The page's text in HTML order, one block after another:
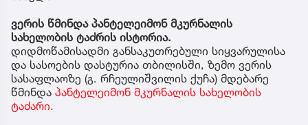
ვერის წმინდა პანტელეიმონ მკურნალის
სახელობის ტაძრის ისტორია.
დიდმოწამისადმი განსაკუთრებული სიყვარულისა
და სასოების დასტურია თბილისში, ზემო ვერის
სასაფლაოზე (გ. რჩეულიშვილის ქუჩა) მდებარე
წმინდა პანტელეიმონ მკურნალის სახელობის
ტაძარი.